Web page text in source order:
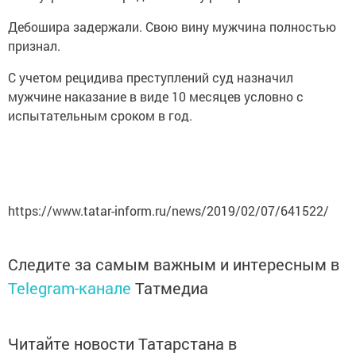
Дебошира задержали. Свою вину мужчина полностью
признал.
С учетом рецидива преступлений суд назначил
мужчине наказание в виде 10 месяцев условно с
испытательным сроком в год.
https://www.tatar-inform.ru/news/2019/02/07/641522/
Следите за самым важным и интересным в
Telegram-канале Татмедиа
Читайте новости Татарстана в